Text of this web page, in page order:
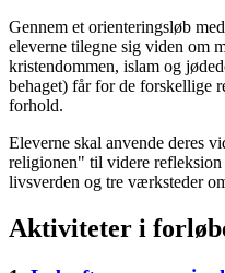
Gennem et orienteringsløb
eleverne tilegne sig viden om
kristendommen, islam og
behaget) får for de forskellige
forhold.
Eleverne skal anvende deres
religionen" til videre
livsverden og tre værksteder
Aktiviteter i